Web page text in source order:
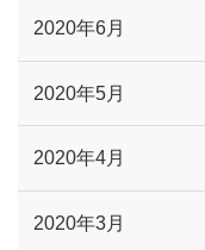
2020年6月
2020年5月
2020年4月
2020年3月